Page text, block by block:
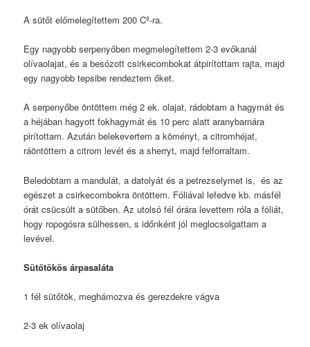
A sütőt előmelegítettem 200 Cº-ra.
Egy nagyobb serpenyőben megmelegítettem 2-3 evőkanál
olívaolajat, és a besózott csirkecombokat átpirítottam rajta, majd
egy nagyobb tepsibe rendeztem őket.
A serpenyőbe öntöttem még 2 ek. olajat, rádobtam a hagymát és
a héjában hagyott fokhagymát és 10 perc alatt aranybarnára
pirítottam. Azután belekevertem a köményt, a citromhéjat,
ráöntöttem a citrom levét és a sherryt, majd felforraltam.
Beledobtam a mandulát, a datolyát és a petrezselymet is, és az
egészet a csirkecombokra öntöttem. Fóliával lefedve kb. másfél
órát csücsült a sütőben. Az utolsó fél órára levettem róla a fóliát,
hogy ropogósra sülhessen, s időnként jól meglocsolgattam a
levével.
Sütőtökös árpasaláta
1 fél sütőtök, meghámozva és gerezdekre vágva
2-3 ek olívaolaj